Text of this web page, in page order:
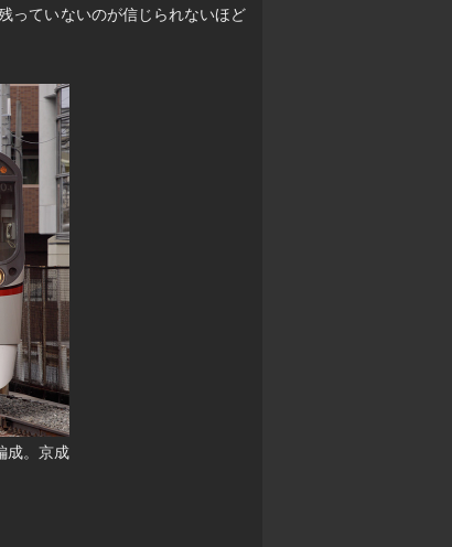
っていないのが信じられないほど
成。京成